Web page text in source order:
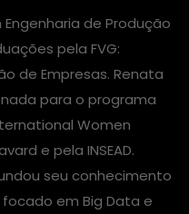
de Produção
pela FVG:
de Empresas. Renata
para o programa
Women
e pela INSEAD.
seu conhecimento
em Big Data e